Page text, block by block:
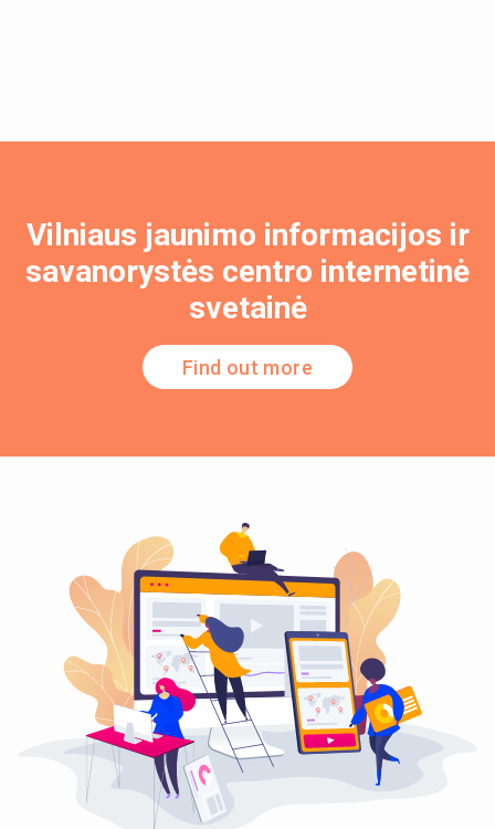
Vilniaus jaunimo informacijos ir
savanorystės centro internetinė
svetainė
Find out more